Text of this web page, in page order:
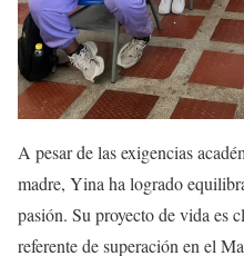
​A pesar de las exigencias
madre, Yina ha logrado
pasión. Su proyecto de vida es
referente de superación en el